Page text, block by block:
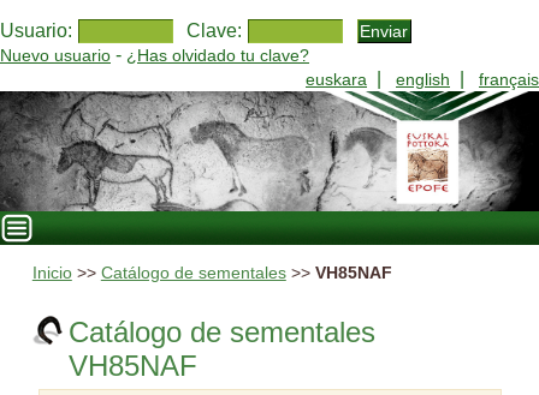
Usuario: Clave:
Nuevo usuario - ¿Has olvidado tu clave?
euskara
english français
Inicio>> Catálogo de sementales>> VH85NAF
Catálogo de sementales
VH85NAF